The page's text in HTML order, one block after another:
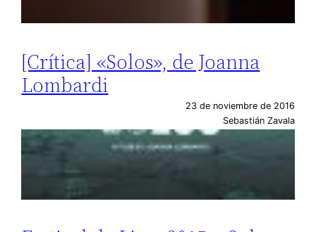
[Crítica] «Solos», de Joanna
Lombardi
23 de noviembre de 2016
Sebastián Zavala